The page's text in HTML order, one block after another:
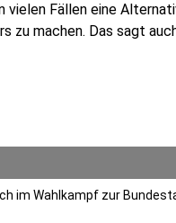
vielen Fällen eine
zu machen. Das sagt
im Wahlkampf zur